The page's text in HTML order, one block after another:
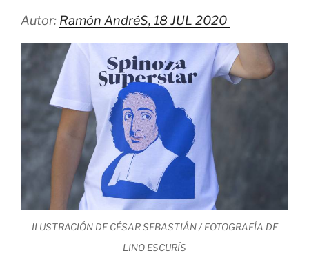
Autor: Ramón AndréS, 18 JUL 2020
ILUSTRACIÓN DE CÉSAR SEBASTIÁN / FOTOGRAFÍA DE
LINO ESCURÍS